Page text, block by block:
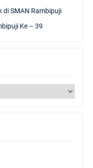
di SMAN Rambipuji
Ke – 39